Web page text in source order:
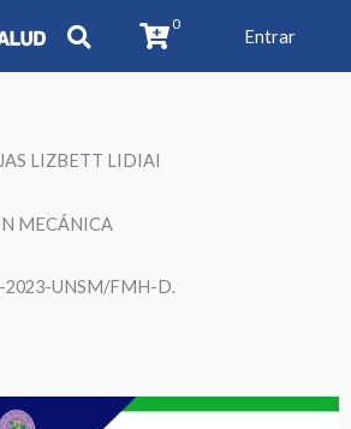
0
Entrar
LIZBETT LIDIAI
MECÁNICA
2023-UNSM/FMH-D.